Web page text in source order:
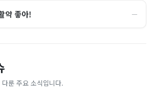
약 좋아! ―
룬 주요 소식입니다.
로 '시
왜?매일경제
다...내
졌다...국산 53개 중소기업이